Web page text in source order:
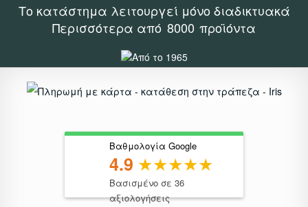
Το κατάστημα λειτουργεί μόνο διαδικτυακά
Περισσότερα από 8000 προϊόντα
Βαθμολογία Google
4.9
Βασισμένο σε 36
αξιολογήσεις